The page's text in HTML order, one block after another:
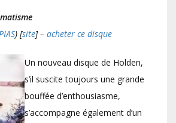
) [site] – acheter ce disque
Un nouveau disque de Holden,
s’il suscite toujours une grande
bouffée d’enthousiasme,
s’accompagne également d’un